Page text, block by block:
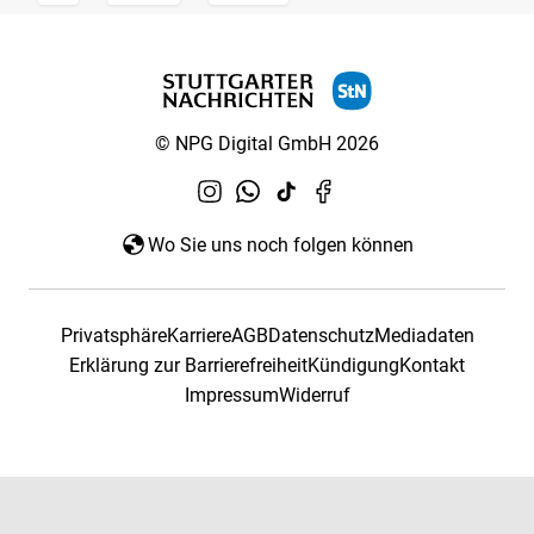
© NPG Digital GmbH 2026
Wo Sie uns noch folgen können
PrivatsphäreKarriereAGBDatenschutzMediadaten
Erklärung zur BarrierefreiheitKündigungKontakt
ImpressumWiderruf